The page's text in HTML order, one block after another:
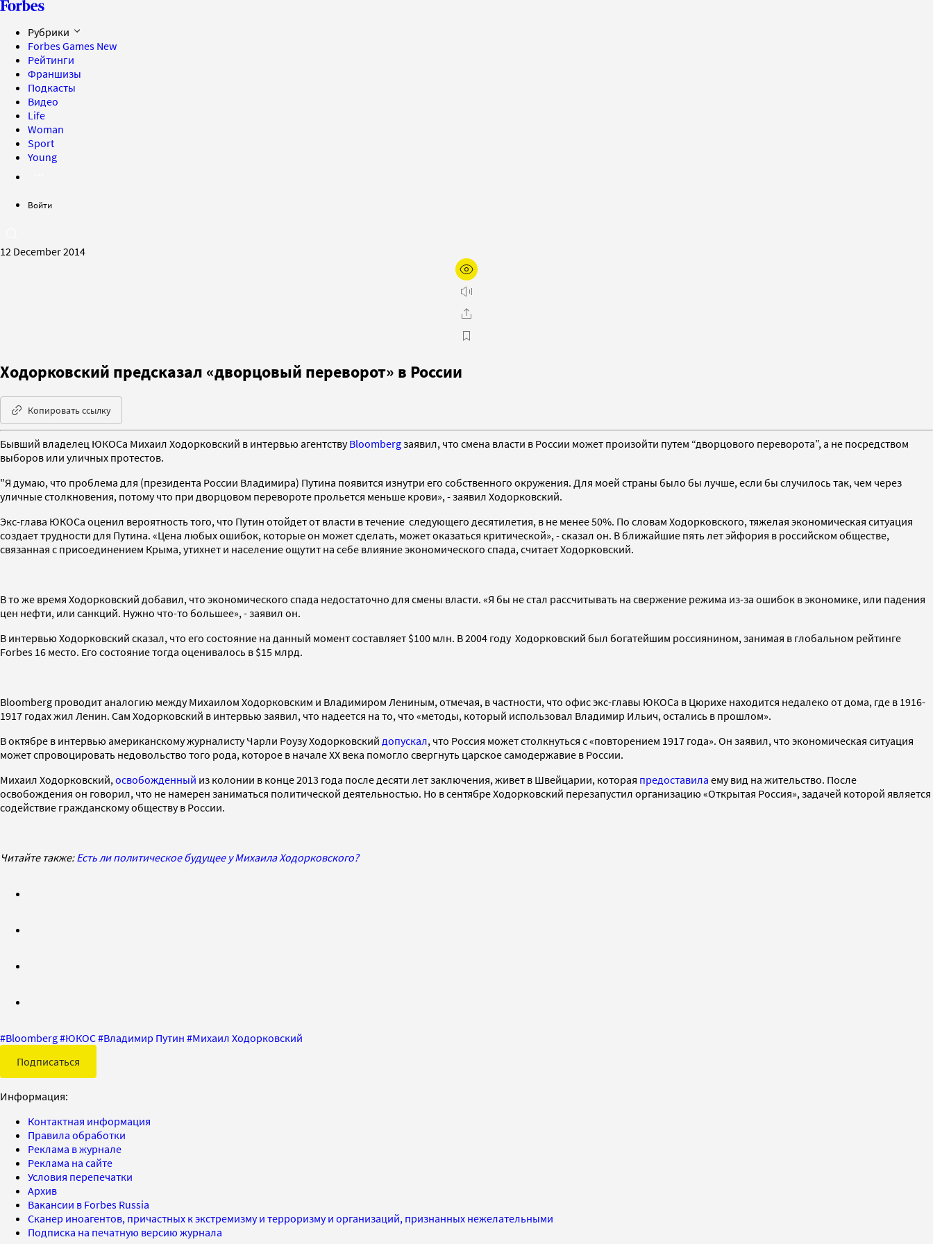
Рубрики
Forbes Games New
Рейтинги
Франшизы
Подкасты
Видео
Life
Woman
Sport
Young
Войти
12 December 2014
Ходорковский предсказал «дворцовый переворот» в России
Копировать ссылку
Бывший владелец ЮКОСа Михаил Ходорковский в интервью агентствуBloombergзаявил, что смена власти в России может произойти путем “дворцового переворота”, а не посредством
выборов или уличных протестов.
"Я думаю, что проблема для (президента России Владимира) Путина появится изнутри его собственного окружения. Для моей страны было бы лучше, если бы случилось так, чем через
уличные столкновения, потому что при дворцовом перевороте прольется меньше крови», - заявил Ходорковский.
Экс-глава ЮКОСа оценил вероятность того, что Путин отойдет от власти в течение следующего десятилетия, в не менее 50%. По словам Ходорковского, тяжелая экономическая ситуация
создает трудности для Путина. «Цена любых ошибок, которые он может сделать, может оказаться критической», - сказал он. В ближайшие пять лет эйфория в российском обществе,
связанная с присоединением Крыма, утихнет и население ощутит на себе влияние экономического спада, считает Ходорковский.
В то же время Ходорковский добавил, что экономического спада недостаточно для смены власти. «Я бы не стал рассчитывать на свержение режима из-за ошибок в экономике, или падения
цен нефти, или санкций. Нужно что-то большее», - заявил он.
В интервью Ходорковский сказал, что его состояние на данный момент составляет $100 млн. В 2004 году Ходорковский был богатейшим россиянином, занимая в глобальном рейтинге
Forbes 16 место. Его состояние тогда оценивалось в $15 млрд.
Bloomberg проводит аналогию между Михаилом Ходорковским и Владимиром Лениным, отмечая, в частности, что офис экс-главы ЮКОСа в Цюрихе находится недалеко от дома, где в 1916-
1917 годах жил Ленин. Сам Ходорковский в интервью заявил, что надеется на то, что «методы, который использовал Владимир Ильич, остались в прошлом».
В октябре в интервью американскому журналисту Чарли Роузу Ходорковский допускал, что Россия может столкнуться с «повторением 1917 года». Он заявил, что экономическая ситуация
может спровоцировать недовольство того рода, которое в начале XX века помогло свергнуть царское самодержавие в России.
Михаил Ходорковский, освобожденный из колонии в конце 2013 года после десяти лет заключения, живет в Швейцарии, которая предоставила ему вид на жительство. После
освобождения он говорил, что не намерен заниматься политической деятельностью. Но в сентябре Ходорковский перезапустил организацию «Открытая Россия», задачей которой является
содействие гражданскому обществу в России.
Читайте также:Есть ли политическое будущее у Михаила Ходорковского?
#Bloomberg#ЮКОС#Владимир Путин #Михаил Ходорковский
Подписаться
Информация:
Контактная информация
Правила обработки
Реклама в журнале
Реклама на сайте
Условия перепечатки
Архив
Вакансии в Forbes Russia
Сканер иноагентов, причастных к экстремизму и терроризму и организаций, признанных нежелательными
Подписка на печатную версию журнала